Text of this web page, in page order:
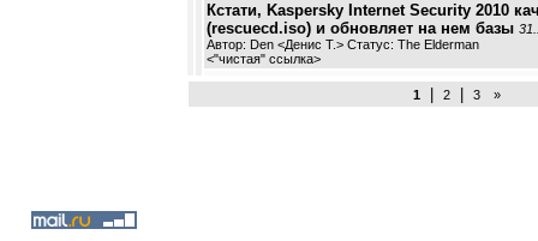
Кстати, Kaspersky Internet Security 2010
(rescuecd.iso) и обновляет на нем базы
Автор: Den <Денис Т.> Статус: The Elderman
<"чистая" ссылка>
1| 2| 3 »